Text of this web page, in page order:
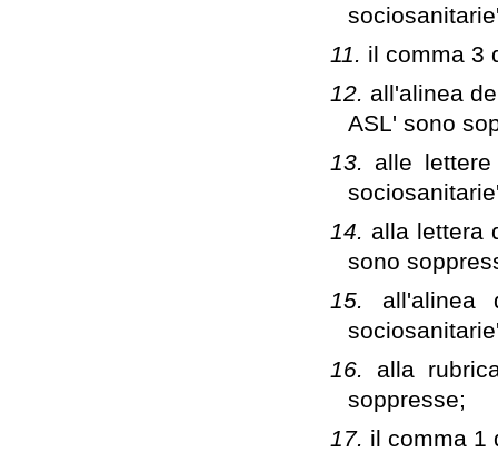
11. il comma 3
12. all'alinea
ASL' sono
13. alle
14. alla lettera
sono
15.
16. alla
soppresse;
17. il comma 1